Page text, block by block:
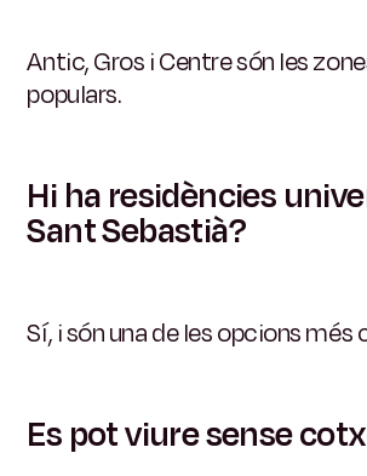
Antic, Gros i Centre són les
populars.
Hi ha residències
Sant Sebastià?
Sí, i són una de les opcions més
Es pot viure sense